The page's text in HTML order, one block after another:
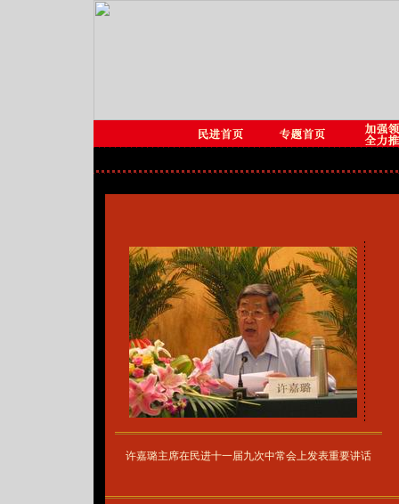
许嘉璐主席在民进十一届九次中常会上发表重要讲话